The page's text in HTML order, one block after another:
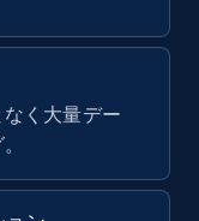
and more.
x
く大量デー